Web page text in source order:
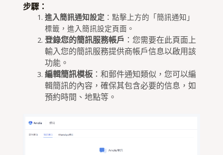
步驟：
進入簡訊通知設定 ：點擊上方的「簡訊通知」
標籤，進入簡訊設定頁面。
登錄您的簡訊服務帳戶 ：您需要在此頁面上
輸入您的簡訊服務提供商帳戶信息以啟用該
功能。
編輯簡訊模板：和郵件通知類似，您可以編
輯簡訊的內容，確保其包含必要的信息，如
預約時間、地點等。